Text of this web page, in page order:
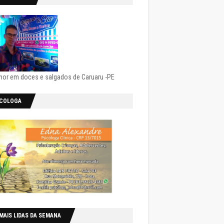
em doces e salgados de Caruaru -PE
LIDAS DA SEMANA